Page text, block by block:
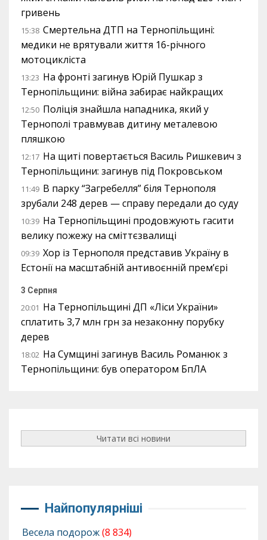
гривень
15:38 Смертельна ДТП на Тернопільщині:
медики не врятували життя 16-річного
мотоцикліста
13:23 На фронті загинув Юрій Пушкар з
Тернопільщини: війна забирає найкращих
12:50 Поліція знайшла нападника, який у
Тернополі травмував дитину металевою
пляшкою
12:17 На щиті повертається Василь Ришкевич з
Тернопільщини: загинув під Покровськом
11:49 В парку “Загребелля” біля Тернополя
зрубали 248 дерев — справу передали до суду
10:39 На Тернопільщині продовжують гасити
велику пожежу на сміттєзвалищі
09:39 Хор із Тернополя представив Україну в
Естонії на масштабній антивоєнній прем’єрі
3 Серпня
20:01 На Тернопільщині ДП «Ліси України»
сплатить 3,7 млн грн за незаконну порубку
дерев
18:02 На Сумщині загинув Василь Романюк з
Тернопільщини: був оператором БпЛА
Читати всі новини
Найпопулярніші
Весела подорож(8 834)